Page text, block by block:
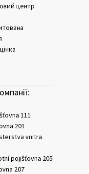
центр
111
201
vnitra
pojišťovna 205
207